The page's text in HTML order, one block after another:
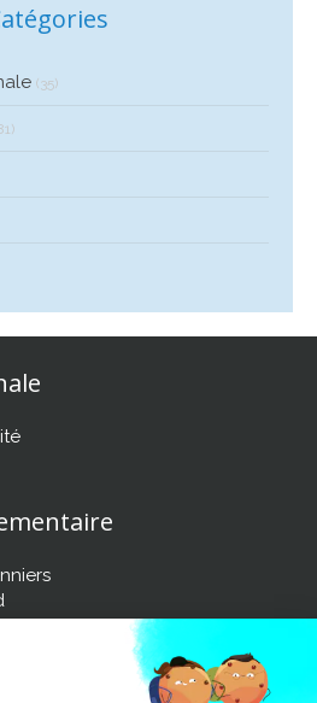
(35)
Retrouvez mon actualité